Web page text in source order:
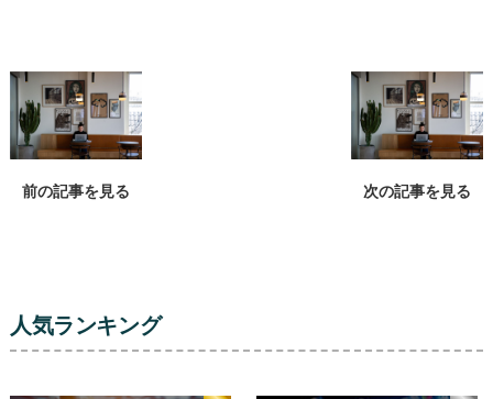
前の記事を見る 次の記事を見る
人気ランキング